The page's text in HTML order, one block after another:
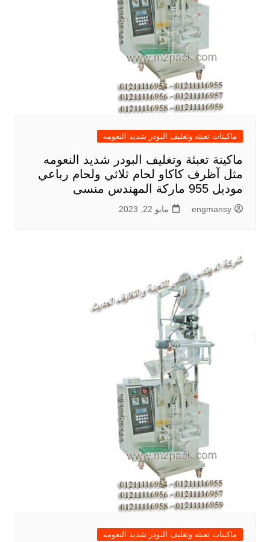
ماكينات تعبئه وتغليف البودر شديد النعومه
ماكينة تعبئة وتغليف البودر شديد النعومه
مثل آظرف كاكاو لحام ثلاثي ولحام رباعي
موديل 955 ماركة المهندس منسى
engmansy مايو 22, 2023
ماكينات تعبئه وتغليف البودر شديد النعومه